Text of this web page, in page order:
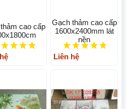
cao cấp
Gạch thảm cao cấp
1600x2400mm lát
nền
Liên hệ